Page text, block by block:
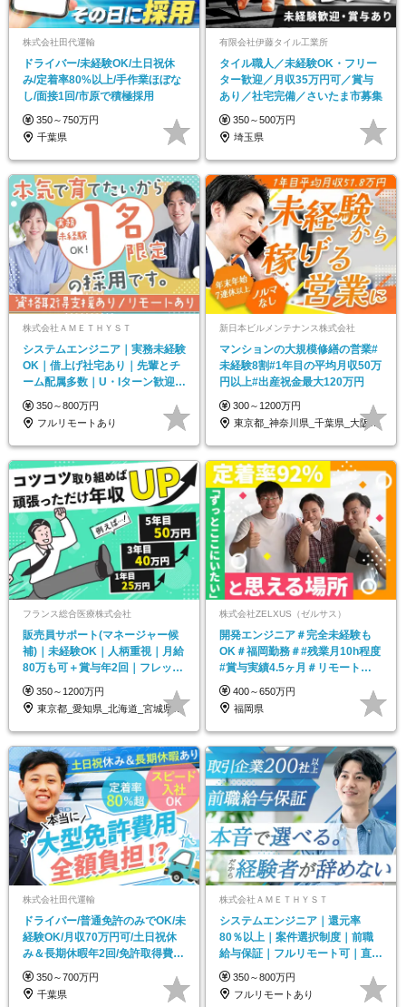
株式会社田代運輸
ドライバー/未経験OK/土日祝休
み/定着率80%以上/手作業ほぼな
し/面接1回/市原で積極採用
350～750万円
千葉県
有限会社伊藤タイル工業所
タイル職人／未経験OK・フリー
ター歓迎／月収35万円可／賞与
あり／社宅完備／さいたま市募集
350～500万円
埼玉県
株式会社ＡＭＥＴＨＹＳＴ
システムエンジニア｜実務未経験
OK｜借上げ社宅あり｜先輩とチ
ーム配属多数｜U・Iターン歓迎｜
開発案件のみ
350～800万円
フルリモートあり
新日本ビルメンテナンス株式会社
マンションの大規模修繕の営業#
未経験8割#1年目の平均月収50万
円以上#出産祝金最大120万円
300～1200万円
東京都_神奈川県_千葉県_大阪府_愛知県…
フランス総合医療株式会社
販売員サポート(マネージャー候
補)｜未経験OK｜人柄重視｜月給
80万も可＋賞与年2回｜フレック
ス｜転職回数不問
350～1200万円
東京都_愛知県_北海道_宮城県_福岡県
株式会社ZELXUS（ゼルサス）
開発エンジニア＃完全未経験も
OK＃福岡勤務＃#残業月10h程度
#賞与実績4.5ヶ月＃リモート
OK#引越し補助有
400～650万円
福岡県
株式会社田代運輸
ドライバー/普通免許のみでOK/未
経験OK/月収70万円可/土日祝休
み＆長期休暇年2回/免許取得費用
0円
350～700万円
千葉県
株式会社ＡＭＥＴＨＹＳＴ
システムエンジニア｜還元率
80％以上｜案件選択制度｜前職
給与保証｜フルリモート可｜直近
3年経験者離職0
350～800万円
フルリモートあり